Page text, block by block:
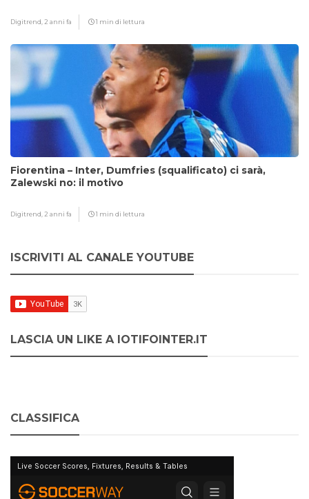
Digitrend, 2 anni fa 1 min di lettura
Fiorentina – Inter, Dumfries (squalificato) ci sarà,
Zalewski no: il motivo
Digitrend, 2 anni fa 1 min di lettura
ISCRIVITI AL CANALE YOUTUBE
LASCIA UN LIKE A IOTIFOINTER.IT
CLASSIFICA